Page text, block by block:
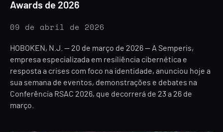
Awards de 2026
09 de abril de 2026
HOBOKEN, N.J. — 20 de março de 2026 — A Semperis,
empresa especializada em resiliência cibernética e
resposta a crises com foco na identidade, anunciou hoje a
sua semana de eventos, demonstrações e debates na
Conferência RSAC 2026, que decorrerá de 23 a 26 de
março.